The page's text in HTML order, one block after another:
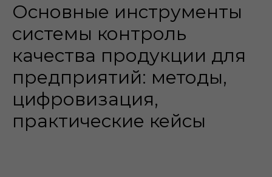
Основные инструменты
системы контроль
качества продукции для
предприятий: методы,
цифровизация,
практические кейсы